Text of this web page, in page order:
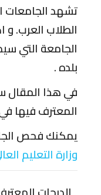
تشهد الجامعات
الطلاب العرب. و
الجامعة التي
بلده .
في هذا المقال
المعترف فيها
يمكنك فحص
وزارة التعليم